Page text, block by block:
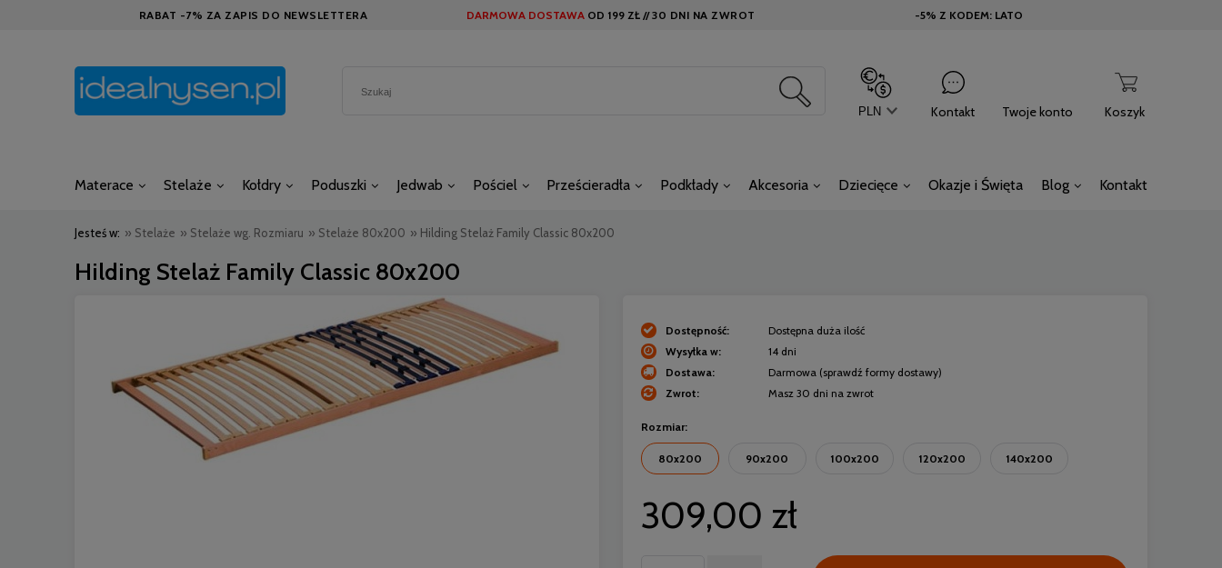
RABAT -7% ZA ZAPIS DO NEWSLETTERA DARMOWA DOSTAWA OD 199 ZŁ //30 DNI NA ZWROT -5% Z KODEM: LATO
Koszyk
Kontakt Twoje konto
Materace Stelaże Kołdry Poduszki Jedwab Pościel Prześcieradła Podkłady Akcesoria Dziecięce Okazje i Święta Blog Kontakt
Jesteś w: » Stelaże » Stelaże wg. Rozmiaru » Stelaże 80x200 » Hilding Stelaż Family Classic 80x200
Hilding Stelaż Family Classic 80x200
Dostępność:
Dostępna duża ilość
Wysyłka w:
14 dni
Dostawa:
Darmowa (sprawdź formy dostawy)
Zwrot:
Masz 30 dni na zwrot
Rozmiar:
80x200 90x200 100x200 120x200 140x200
309,00 zł